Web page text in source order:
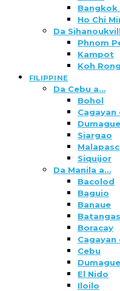
Bangkok
Ho Chi
Da
Phnom
Kampot
Koh Rong
FILIPPINE
Da Cebu a…
Bohol
Cagayan
Siargao
Siquijor
Da Manila a…
Bacolod
Baguio
Banaue
Batangas
Boracay
Cagayan
Cebu
El Nido
Iloilo